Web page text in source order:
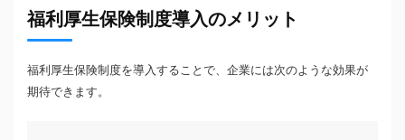
福利厚生保険制度導入のメリット
福利厚生保険制度を導入することで、企業には次のような効果が
期待できます。